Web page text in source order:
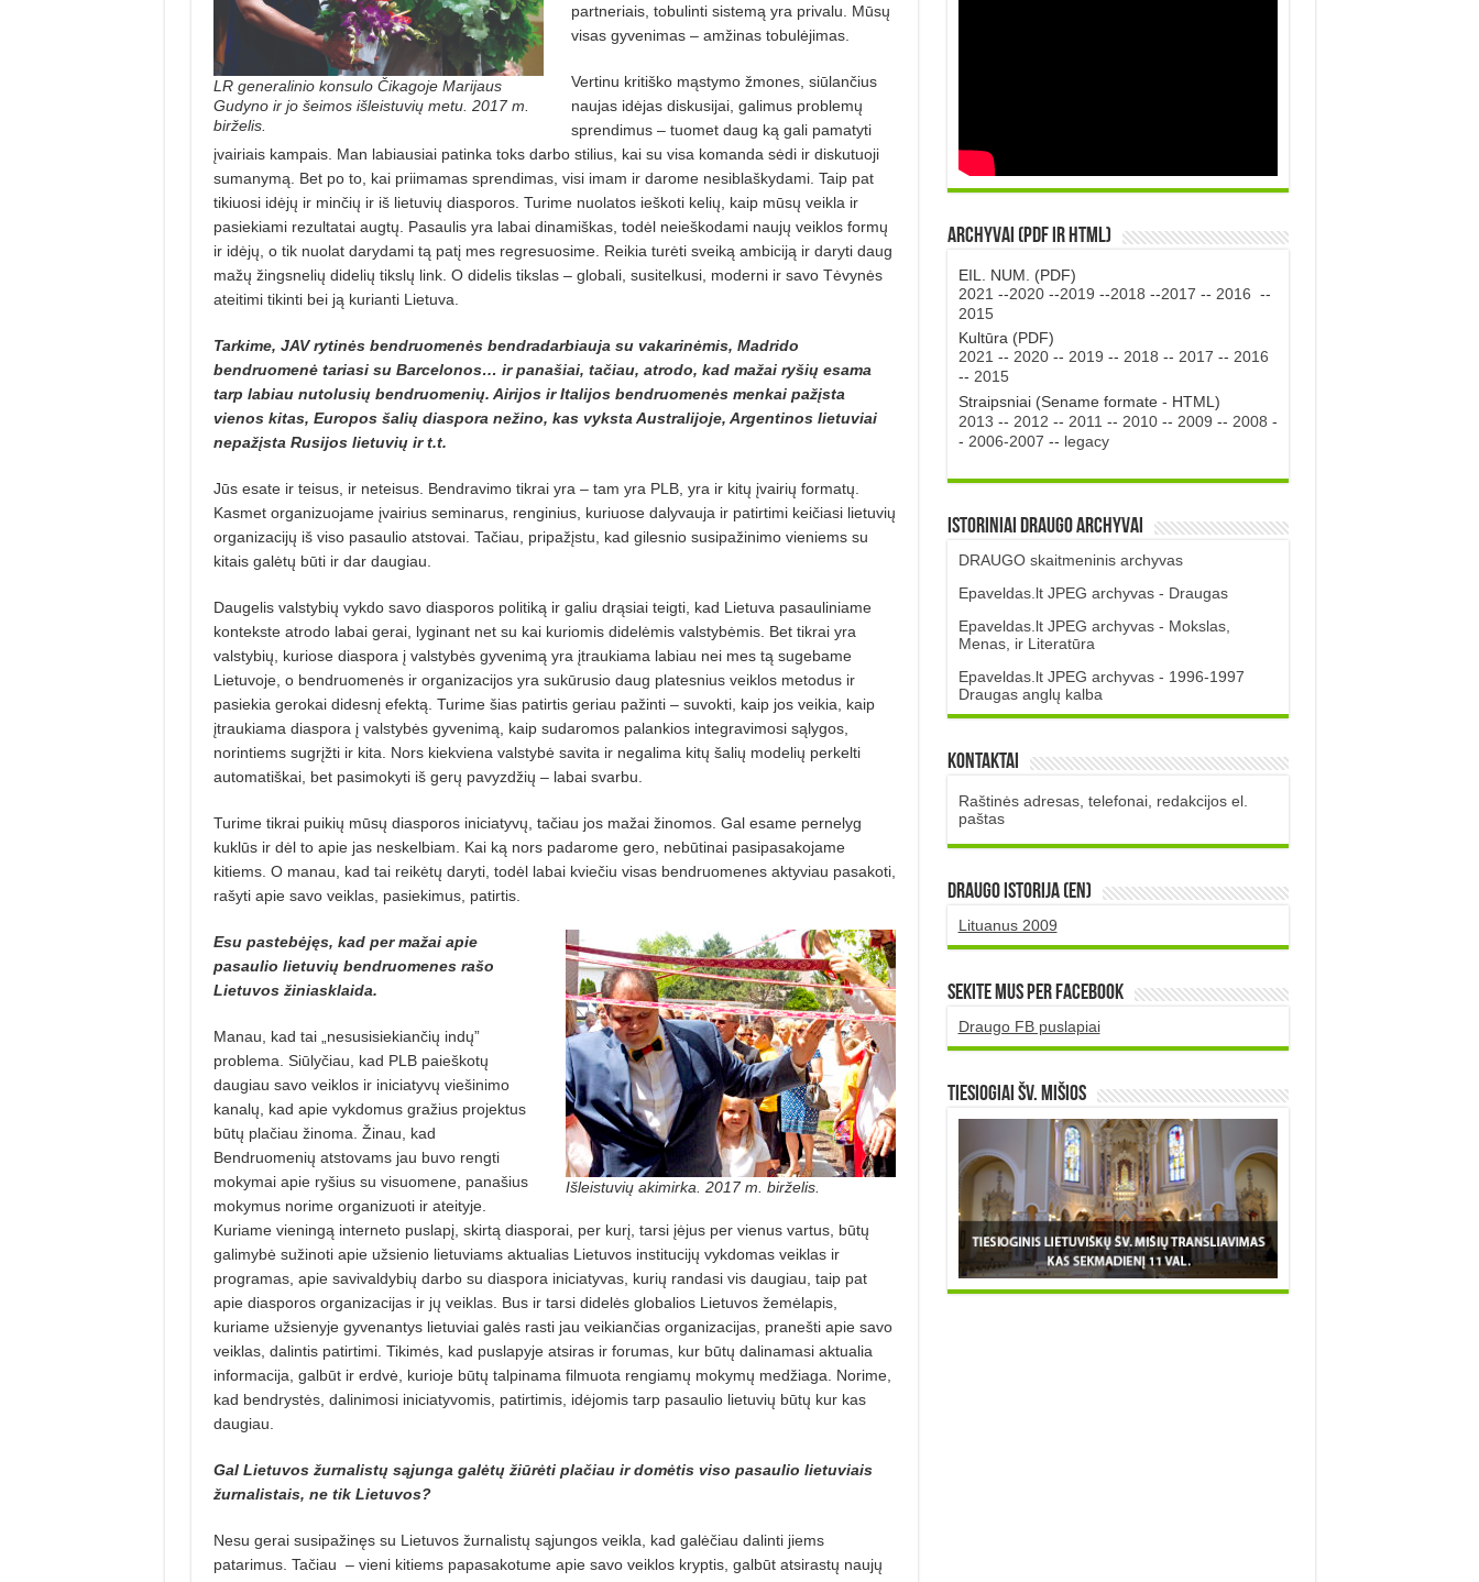
LR generalinio konsulo Čikagoje Marijaus
Gudyno ir jo šeimos išleistuvių metu. 2017 m.
birželis.
partneriais, tobulinti sistemą yra privalu. Mūsų
visas gyvenimas – amžinas tobulėjimas.
Vertinu kritiško mąstymo žmones, siūlančius
naujas idėjas diskusijai, galimus problemų
sprendimus – tuomet daug ką gali pamatyti
įvairiais kampais. Man labiausiai patinka toks darbo stilius, kai su visa komanda sėdi ir diskutuoji
sumanymą. Bet po to, kai priimamas sprendimas, visi imam ir darome nesiblaškydami. Taip pat
tikiuosi idėjų ir minčių ir iš lietuvių diasporos. Turime nuolatos ieškoti kelių, kaip mūsų veikla ir
pasiekiami rezultatai augtų. Pasaulis yra labai dinamiškas, todėl neieškodami naujų veiklos formų
ir idėjų, o tik nuolat darydami tą patį mes regresuosime. Reikia turėti sveiką ambiciją ir daryti daug
mažų žingsnelių didelių tikslų link. O didelis tikslas – globali, susitelkusi, moderni ir savo Tėvynės
ateitimi tikinti bei ją kurianti Lietuva.
Tarkime, JAV rytinės bendruomenės bendradarbiauja su vakarinėmis, Madrido
bendruomenė tariasi su Barcelonos… ir panašiai, tačiau, atrodo, kad mažai ryšių esama
tarp labiau nutolusių bendruomenių. Airijos ir Italijos bendruomenės menkai pažįsta
vienos kitas, Europos šalių diaspora nežino, kas vyksta Australijoje, Argentinos lietuviai
nepažįsta Rusijos lietuvių ir t.t.
Jūs esate ir teisus, ir neteisus. Bendravimo tikrai yra – tam yra PLB, yra ir kitų įvairių formatų.
Kasmet organizuojame įvairius seminarus, renginius, kuriuose dalyvauja ir patirtimi keičiasi lietuvių
organizacijų iš viso pasaulio atstovai. Tačiau, pripažįstu, kad gilesnio susipažinimo vieniems su
kitais galėtų būti ir dar daugiau.
Daugelis valstybių vykdo savo diasporos politiką ir galiu drąsiai teigti, kad Lietuva pasauliniame
kontekste atrodo labai gerai, lyginant net su kai kuriomis didelėmis valstybėmis. Bet tikrai yra
valstybių, kuriose diaspora į valstybės gyvenimą yra įtraukiama labiau nei mes tą sugebame
Lietuvoje, o bendruomenės ir organizacijos yra sukūrusio daug platesnius veiklos metodus ir
pasiekia gerokai didesnį efektą. Turime šias patirtis geriau pažinti – suvokti, kaip jos veikia, kaip
įtraukiama diaspora į valstybės gyvenimą, kaip sudaromos palankios integravimosi sąlygos,
norintiems sugrįžti ir kita. Nors kiekviena valstybė savita ir negalima kitų šalių modelių perkelti
automatiškai, bet pasimokyti iš gerų pavyzdžių – labai svarbu.
Turime tikrai puikių mūsų diasporos iniciatyvų, tačiau jos mažai žinomos. Gal esame pernelyg
kuklūs ir dėl to apie jas neskelbiam. Kai ką nors padarome gero, nebūtinai pasipasakojame
kitiems. O manau, kad tai reikėtų daryti, todėl labai kviečiu visas bendruomenes aktyviau pasakoti,
rašyti apie savo veiklas, pasiekimus, patirtis.
Išleistuvių akimirka. 2017 m. birželis.
Esu pastebėjęs, kad per mažai apie
pasaulio lietuvių bendruomenes rašo
Lietuvos žiniasklaida.
Manau, kad tai „nesusisiekiančių indų”
problema. Siūlyčiau, kad PLB paieškotų
daugiau savo veiklos ir iniciatyvų viešinimo
kanalų, kad apie vykdomus gražius projektus
būtų plačiau žinoma. Žinau, kad
Bendruomenių atstovams jau buvo rengti
mokymai apie ryšius su visuomene, panašius
mokymus norime organizuoti ir ateityje.
Kuriame vieningą interneto puslapį, skirtą diasporai, per kurį, tarsi įėjus per vienus vartus, būtų
galimybė sužinoti apie užsienio lietuviams aktualias Lietuvos institucijų vykdomas veiklas ir
programas, apie savivaldybių darbo su diaspora iniciatyvas, kurių randasi vis daugiau, taip pat
apie diasporos organizacijas ir jų veiklas. Bus ir tarsi didelės globalios Lietuvos žemėlapis,
kuriame užsienyje gyvenantys lietuviai galės rasti jau veikiančias organizacijas, pranešti apie savo
veiklas, dalintis patirtimi. Tikimės, kad puslapyje atsiras ir forumas, kur būtų dalinamasi aktualia
informacija, galbūt ir erdvė, kurioje būtų talpinama filmuota rengiamų mokymų medžiaga. Norime,
kad bendrystės, dalinimosi iniciatyvomis, patirtimis, idėjomis tarp pasaulio lietuvių būtų kur kas
daugiau.
Gal Lietuvos žurnalistų sąjunga galėtų žiūrėti plačiau ir domėtis viso pasaulio lietuviais
žurnalistais, ne tik Lietuvos?
Nesu gerai susipažinęs su Lietuvos žurnalistų sąjungos veikla, kad galėčiau dalinti jiems
patarimus. Tačiau – vieni kitiems papasakotume apie savo veiklos kryptis, galbūt atsirastų naujų
Archyvai (PDF ir HTML)
EIL. NUM. (PDF)
2021 --2020--2019 --2018 --2017 -- 2016 --
2015
Kultūra (PDF)
2021 -- 2020-- 2019 -- 2018 -- 2017 -- 2016
-- 2015
Straipsniai (Sename formate - HTML)
2013 -- 2012 -- 2011 -- 2010-- 2009 -- 2008 -
- 2006-2007 -- legacy
Istoriniai DRAUGO Archyvai
DRAUGO skaitmeninis archyvas
Epaveldas.lt JPEG archyvas - Draugas
Epaveldas.lt JPEG archyvas - Mokslas,
Menas, ir Literatūra
Epaveldas.lt JPEG archyvas - 1996-1997
Draugas anglų kalba
Kontaktai
Raštinės adresas, telefonai, redakcijos el.
paštas
DRAUGO istorija (EN)
Lituanus 2009
Sekite mus per Facebook
Draugo FB puslapiai
TIESIOGIAI šv. MIŠIOS